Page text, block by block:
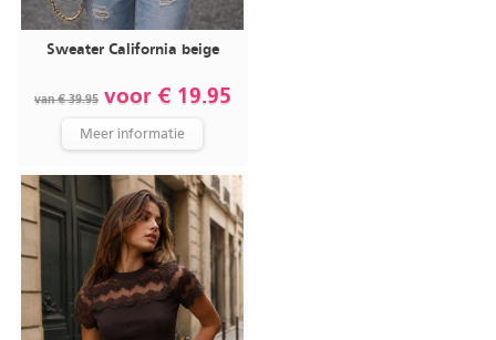
Sweater California beige
van € 39.95voor € 19.95
Meer informatie